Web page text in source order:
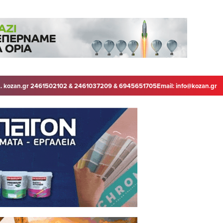
kozan.gr 2461502102 & 2461037209 & 6945651705Email:info@kozan.gr